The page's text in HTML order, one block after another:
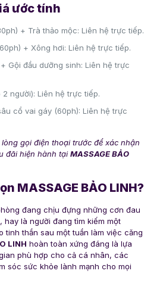
ước tính
+ Trà thảo mộc: Liên hệ trực tiếp.
+ Xông hơi: Liên hệ trực tiếp.
Gội đầu dưỡng sinh: Liên hệ trực
người): Liên hệ trực tiếp.
cổ vai gáy (60ph): Liên hệ trực
gọi điện thoại trước để xác nhận
đãi hiện hành tạiMASSAGE BẢO
MASSAGE BẢO LINH?
đang chịu đựng những cơn đau
hay là người đang tìm kiếm một
tinh thần sau một tuần làm việc căng
LINH hoàn toàn xứng đáng là lựa
phù hợp cho cả cá nhân, các
sóc sức khỏe lành mạnh cho mọi